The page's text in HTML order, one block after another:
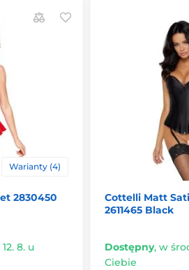
Warianty (4)
2830450
8. u
Cottelli Matt
2611465 Black
Dostępny, w
Ciebie